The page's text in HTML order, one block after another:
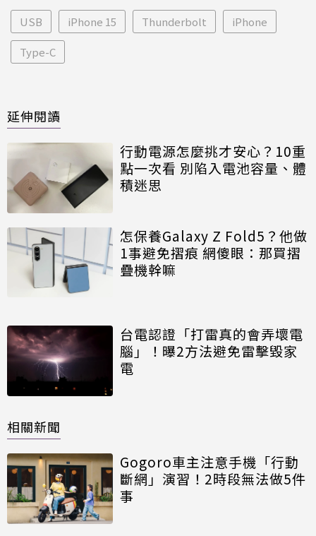
USB iPhone 15 Thunderbolt iPhone
Type-C
延伸閱讀
行動電源怎麼挑才安心？10重
點一次看 別陷入電池容量、體
積迷思
怎保養Galaxy Z Fold5？他做
1事避免摺痕 網傻眼：那買摺
疊機幹嘛
台電認證「打雷真的會弄壞電
腦」！曝2方法避免雷擊毀家
電
相關新聞
Gogoro車主注意手機「行動
斷網」演習！2時段無法做5件
事